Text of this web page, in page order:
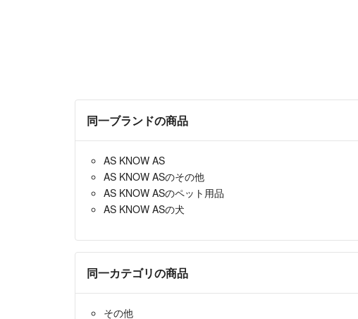
同一ブランドの商品
AS KNOW AS
AS KNOW ASのその他
AS KNOW ASのペット用品
AS KNOW ASの犬
同一カテゴリの商品
その他